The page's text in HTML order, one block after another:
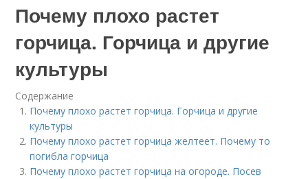
Почему плохо растет
горчица. Горчица и другие
культуры
Содержание
Почему плохо растет горчица. Горчица и другие
культуры
Почему плохо растет горчица желтеет. Почему то
погибла горчица
Почему плохо растет горчица на огороде. Посев